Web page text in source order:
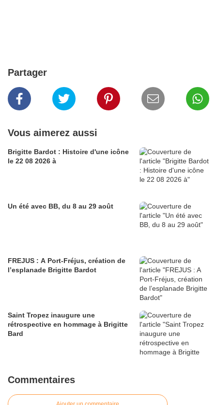
Partager
Vous aimerez aussi
Brigitte Bardot : Histoire d'une icône
le 22 08 2026 à
Un été avec BB, du 8 au 29 août
FREJUS : A Port-Fréjus, création de
l’esplanade Brigitte Bardot
Saint Tropez inaugure une
rétrospective en hommage à Brigitte
Bard
Commentaires